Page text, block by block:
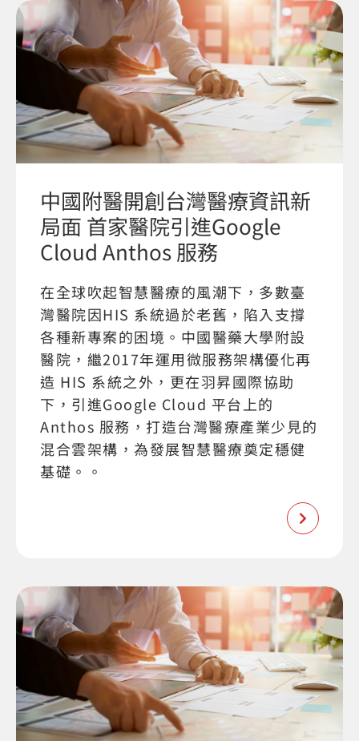
中國附醫開創台灣醫療資訊新
局面 首家醫院引進Google
Cloud Anthos 服務
在全球吹起智慧醫療的風潮下，多數臺
灣醫院因HIS 系統過於老舊，陷入支撐
各種新專案的困境。中國醫藥大學附設
醫院，繼2017年運用微服務架構優化再
造 HIS 系統之外，更在羽昇國際協助
下，引進Google Cloud 平台上的
Anthos 服務，打造台灣醫療產業少見的
混合雲架構，為發展智慧醫療奠定穩健
基礎。。